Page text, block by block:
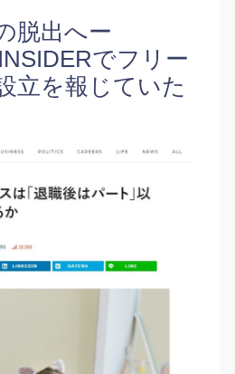
脱出へー
でフリー
立を報じていた